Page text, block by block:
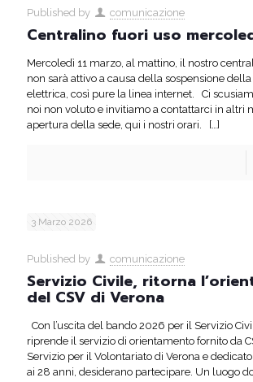
Published by comunicazione
Centralino fuori uso
Mercoledì 11 marzo, al mattino, il nostro
non sarà attivo a causa della sospensione
elettrica, così pure la linea internet. Ci
noi non voluto e invitiamo a contattarci in altri
apertura della sede, qui i nostri orari.
[…]
3 Marzo 2026
Published by comunicazione
Servizio Civile, ritorna
del CSV di Verona
Con l’uscita del bando 2026 per il Servizio
riprende il servizio di orientamento fornito da
Servizio per il Volontariato di Verona e
ai 28 anni, desiderano partecipare. Un luogo